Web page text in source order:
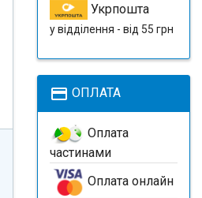
Укрпошта
у відділення - від 55 грн
payment ОПЛАТА
Оплата
частинами
Оплата онлайн